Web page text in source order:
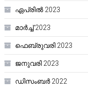
ഏപ്രിൽ 2023
മാർച്ച്‌ 2023
ഫെബ്രുവരി 2023
ജനുവരി 2023
ഡിസംബർ 2022